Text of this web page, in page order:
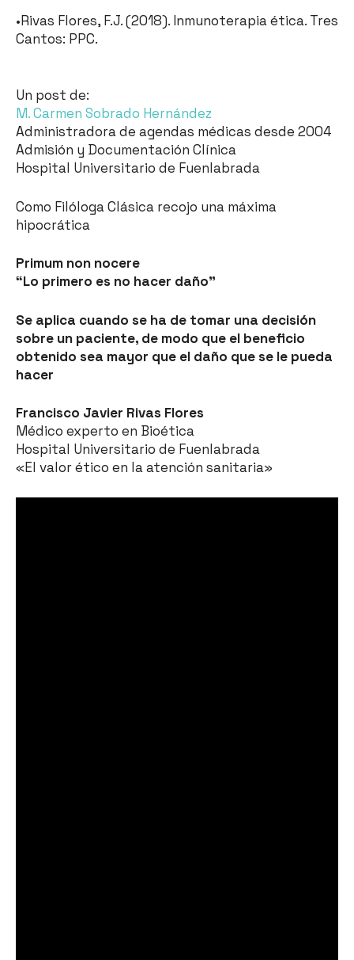
•Rivas Flores, F.J. (2018). Inmunoterapia ética. Tres
Cantos: PPC.
Un post de:
M. Carmen Sobrado Hernández
Administradora de agendas médicas desde 2004
Admisión y Documentación Clínica
Hospital Universitario de Fuenlabrada
Como Filóloga Clásica recojo una máxima
hipocrática
Primum non nocere
“Lo primero es no hacer daño”
Se aplica cuando se ha de tomar una decisión
sobre un paciente, de modo que el beneficio
obtenido sea mayor que el daño que se le pueda
hacer
Francisco Javier Rivas Flores
Médico experto en Bioética
Hospital Universitario de Fuenlabrada
«El valor ético en la atención sanitaria»